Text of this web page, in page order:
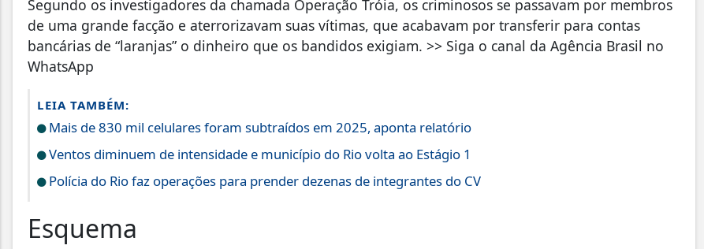
Segundo os investigadores da chamada Operação Tróia, os criminosos se passavam por membros
de uma grande facção e aterrorizavam suas vítimas, que acabavam por transferir para contas
bancárias de “laranjas” o dinheiro que os bandidos exigiam. >> Siga o canal da Agência Brasil no
WhatsApp
LEIA TAMBÉM:
Mais de 830 mil celulares foram subtraídos em 2025, aponta relatório
Ventos diminuem de intensidade e município do Rio volta ao Estágio 1
Polícia do Rio faz operações para prender dezenas de integrantes do CV
Esquema